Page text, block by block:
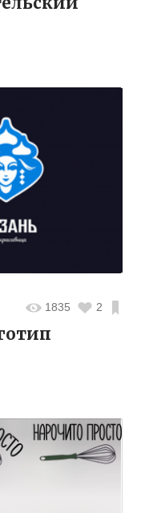
1835 2